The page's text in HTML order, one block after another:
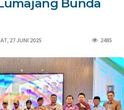
Bunda
27 JUNI 2025 2485